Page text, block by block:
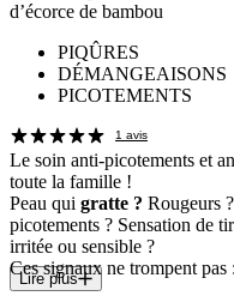
d’écorce de bambou
PIQÛRES
DÉMANGEAISONS
PICOTEMENTS
1 avis
Le soin anti-picotements et
toute la famille !
Peau qui gratte ? Rougeurs
picotements ? Sensation de
irritée ou sensible ?
Ces signaux ne trompent pas :
Lire plus